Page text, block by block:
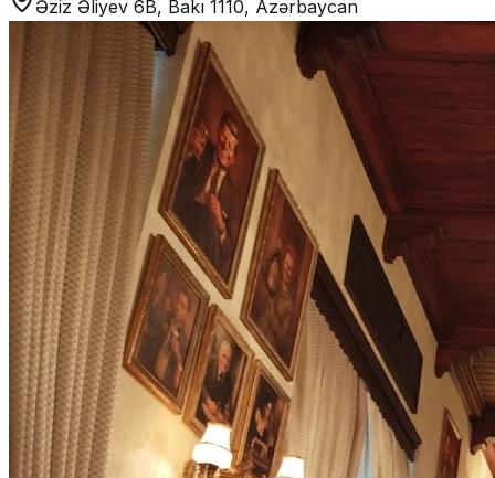
Əziz Əliyev 6B, Bakı 1110, Azərbaycan